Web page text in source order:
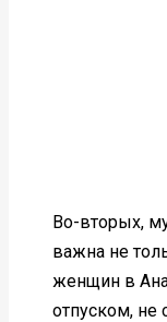
Во-вторых,
важна не
женщин в
отпуском, не